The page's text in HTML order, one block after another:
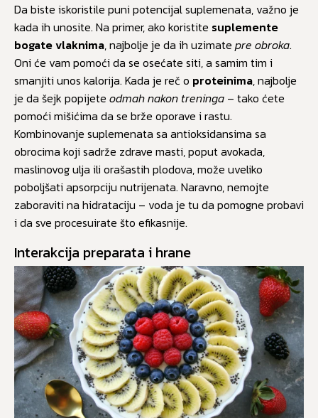
Da biste iskoristile puni potencijal suplemenata, važno je
kada ih unosite. Na primer, ako koristite suplemente
bogate vlaknima, najbolje je da ih uzimate pre obroka.
Oni će vam pomoći da se osećate siti, a samim tim i
smanjiti unos kalorija. Kada je reč o proteinima, najbolje
je da šejk popijete odmah nakon treninga – tako ćete
pomoći mišićima da se brže oporave i rastu.
Kombinovanje suplemenata sa antioksidansima sa
obrocima koji sadrže zdrave masti, poput avokada,
maslinovog ulja ili orašastih plodova, može uveliko
poboljšati apsorpciju nutrijenata. Naravno, nemojte
zaboraviti na hidrataciju – voda je tu da pomogne probavi
i da sve procesuirate što efikasnije.
Interakcija preparata i hrane